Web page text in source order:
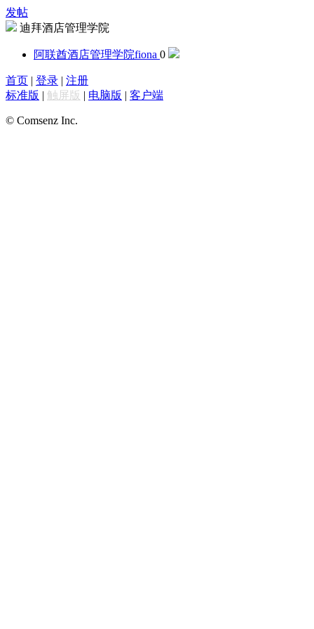
发帖
迪拜酒店管理学院
阿联酋酒店管理学院fiona 0
首页 | 登录 | 注册
标准版 | 触屏版 | 电脑版 | 客户端
© Comsenz Inc.